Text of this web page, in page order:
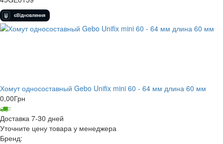
Хомут односоставный Gebo Unifix mini 60 - 64 мм длина 60 мм
0,00Грн
Доставка 7-30 дней
Уточните цену товара у менеджера
Бренд: